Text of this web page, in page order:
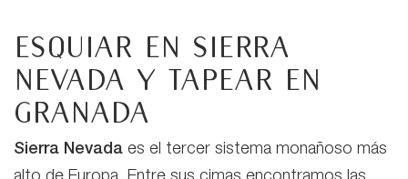
Esquiar en Sierra
Nevada y tapear en
Granada
Sierra Nevada es el tercer sistema monañoso más